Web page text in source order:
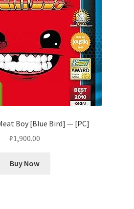
Boy [Blue Bird] — [PC]
₽1,900.00
Buy Now